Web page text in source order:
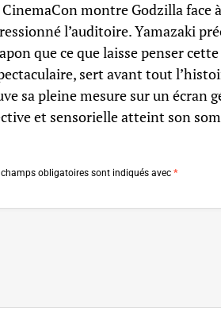
montre Godzilla face
l’auditoire. Yamazaki
que ce que laisse penser
sert avant tout
sa pleine mesure sur un écran
et sensorielle atteint son
champs obligatoires sont indiqués avec *